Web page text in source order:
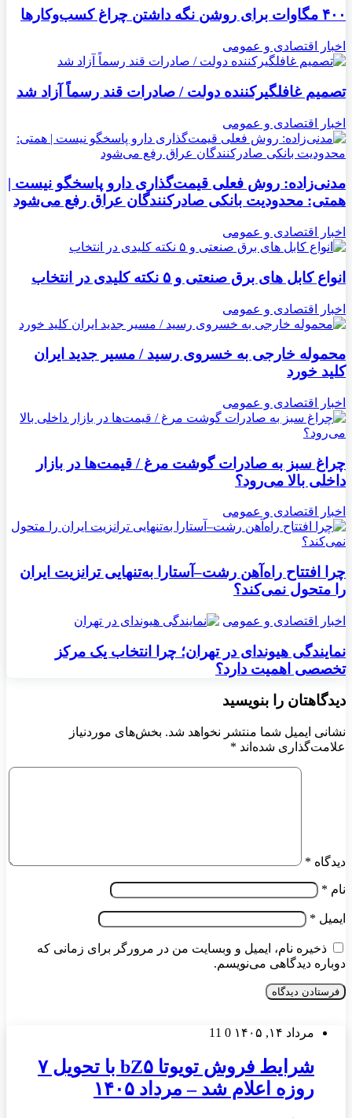
۴۰۰ مگاوات برای روشن نگه داشتن چراغ کسب‌وکار‌ها
اخبار اقتصادی و عمومی
تصمیم غافلگیرکننده دولت / صادرات قند رسماً آزاد شد
اخبار اقتصادی و عمومی
مدنی‌زاده: روش فعلی قیمت‌گذاری دارو پاسخگو نیست |
همتی: محدودیت بانکی صادرکنندگان عراق رفع می‌شود
اخبار اقتصادی و عمومی
انواع کابل های برق صنعتی و ۵ نکته کلیدی در انتخاب
اخبار اقتصادی و عمومی
محموله خارجی به خسروی رسید / مسیر جدید ایران
کلید خورد
اخبار اقتصادی و عمومی
چراغ سبز به صادرات گوشت مرغ / قیمت‌ها در بازار
داخلی بالا می‌رود؟
اخبار اقتصادی و عمومی
چرا افتتاح راه‌آهن رشت–آستارا به‌تنهایی ترانزیت ایران
را متحول نمی‌کند؟
اخبار اقتصادی و عمومی
نمایندگی هیوندای در تهران؛ چرا انتخاب یک مرکز
تخصصی اهمیت دارد؟
دیدگاهتان را بنویسید
نشانی ایمیل شما منتشر نخواهد شد. بخش‌های موردنیاز
علامت‌گذاری شده‌اند *
دیدگاه *
نام *
ایمیل *
ذخیره نام، ایمیل و وبسایت من در مرورگر برای زمانی که
دوباره دیدگاهی می‌نویسم.
مرداد ۱۴, ۱۴۰۵ 0
11
شرایط فروش تویوتا bZ۵ با تحویل ۷
روزه اعلام شد – مرداد ۱۴۰۵